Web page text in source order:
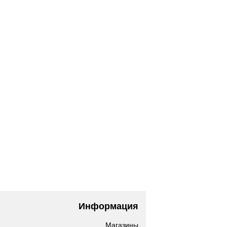
Информация
Магазины